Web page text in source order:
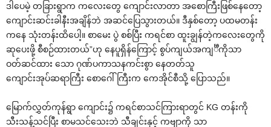
ဒါ‌ပေမဲ့ တခြားရွာက က‌လေး‌တွေ ‌ကျောင်းလာတာ အ‌စောကြီးဖြစ်‌နေ‌တော့
‌ကျောင်းဆင်းခါနီးအချိန်ဘဲ အဆင်‌ပြေသွားတယ်။ ဒီနှစ်‌တော့ ပထမတန်း
က‌နေ သုံးတန်းထိ‌ပေါ့။ စာ‌မေး ပွဲ စစ်ပြီး ကရင်စာ ထူးချွန်တဲ့က‌လေး‌တွေကို
ဆု‌ပေးဖို့ စီစဉ်ထားတယ်”ဟု ‌နေပူရှိန်‌ကြောင့် စွပ်ကျယ်အကျင်္ီကိုသာ
ဝတ်ဆင်ထား ‌သော ဂုဏ်ပကာသနကင်းစွာ ‌နေတတ်သူ
‌ကျောင်းအုပ်ဆရာကြီး ‌စော‌ဂေါ်ကြီးက ‌ကေအိုင်စီသို့ ‌ပြောသည်။
‌မြောက်လွှတ်ကုန်ရွာ ‌ကျောင်း၌ ကရင်စာသင်ကြားရာတွင် KG တန်းကို
သီးသန့်သင်ပြီး စာမသင်‌သေးဘဲ သီချင်းနှင့် ကဗျာကို သာ